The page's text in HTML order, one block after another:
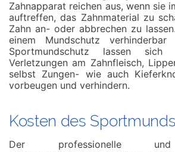
Zahnapparat reichen aus, wenn sie
auftreffen, das Zahnmaterial zu
Zahn an- oder abbrechen zu
einem Mundschutz
Sportmundschutz lassen sich
Verletzungen am Zahnfleisch,
selbst Zungen- wie auch
vorbeugen und verhindern.
Kosten des
Der professionelle und